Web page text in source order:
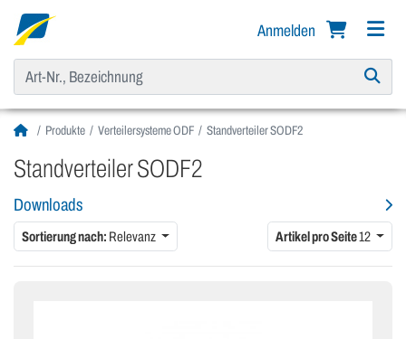
Anmelden
Produkte Verteilersysteme ODF Standverteiler SODF2
Standverteiler SODF2
Downloads
Sortierung nach: Relevanz Artikel pro Seite12